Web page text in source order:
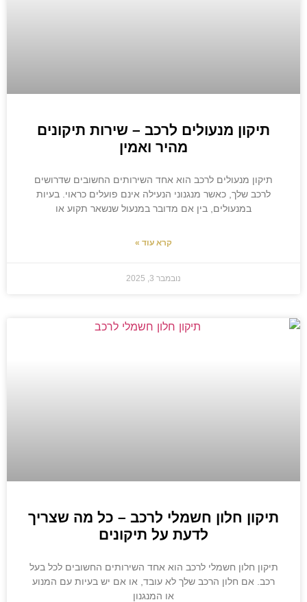
תיקון מנעולים לרכב – שירות תיקונים
מהיר ואמין
תיקון מנעולים לרכב הוא אחד השירותים החשובים שדרושים
לרכב שלך, כאשר מנגנוני הנעילה אינם פועלים כראוי. בעיות
במנעולים, בין אם מדובר במנעול שנשאר תקוע או
קרא עוד »
נובמבר 3, 2025
תיקון חלון חשמלי לרכב – כל מה שצריך
לדעת על תיקונים
תיקון חלון חשמלי לרכב הוא אחד השירותים החשובים לכל בעל
רכב. אם חלון הרכב שלך לא עובד, או אם יש בעיות עם המנוע
או המנגנון